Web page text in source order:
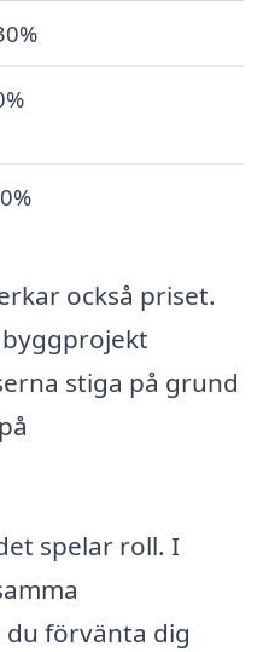
också priset.
stiga på grund
spelar roll. I
förvänta dig